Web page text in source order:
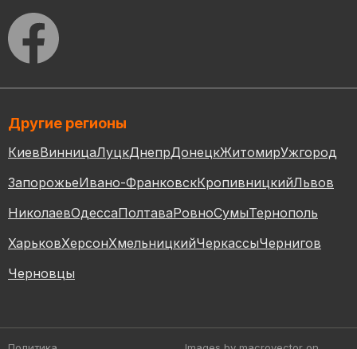
Другие регионы
КиевВинницаЛуцкДнепрДонецкЖитомирУжгород
ЗапорожьеИвано-ФранковскКропивницкийЛьвов
НиколаевОдессаПолтаваРовноСумыТернополь
ХарьковХерсонХмельницкийЧеркассыЧернигов
Черновцы